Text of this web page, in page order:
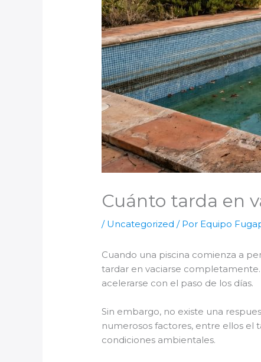
Cuánto tarda en
/ Uncategorized / Por Equipo
Cuando una piscina comienza a
tardar en vaciarse
acelerarse con el paso de los días.
Sin embargo, no existe una
numerosos factores, entre ellos el
condiciones ambientales.